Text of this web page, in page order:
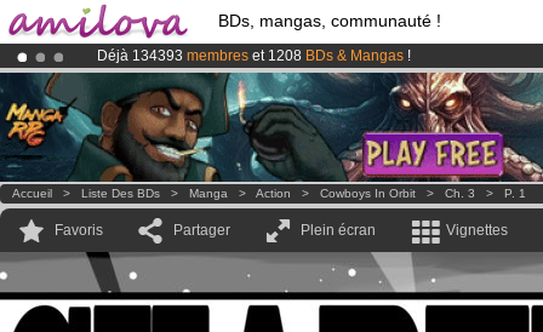
BDs, mangas, communauté !
Déjà 134393 membres et 1208 BDs & Mangas !
Abonnement premium: à partir de3.95 eurospar mois !Clique ici
LeKickstarter Amilova est désormais lancé
Accueil > Liste Des BDs > Manga > Action > Cowboys In Orbit > Ch. 3 > P. 1
Favoris Partager Plein écran Vignettes